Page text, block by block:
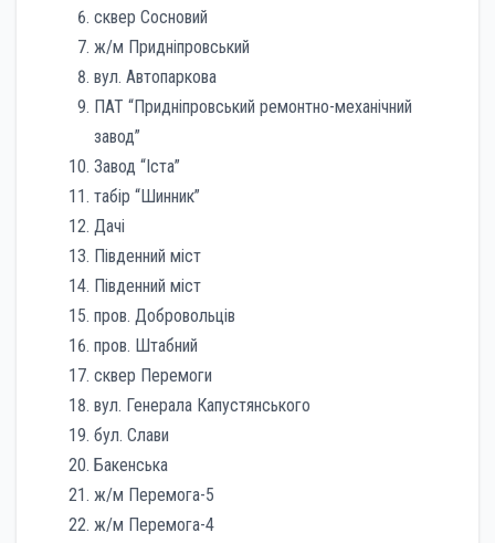
сквер Сосновий
ж/м Придніпровський
вул. Автопаркова
ПАТ “Придніпровський ремонтно-механічний
завод”
Завод “Іста”
табір “Шинник”
Дачі
Південний міст
Південний міст
пров. Добровольців
пров. Штабний
сквер Перемоги
вул. Генерала Капустянського
бул. Слави
Бакенська
ж/м Перемога-5
ж/м Перемога-4